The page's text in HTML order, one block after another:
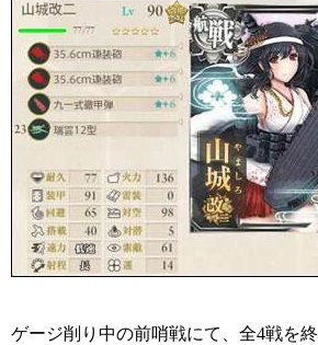
ゲージ削り中の前哨戦にて、全4戦を終